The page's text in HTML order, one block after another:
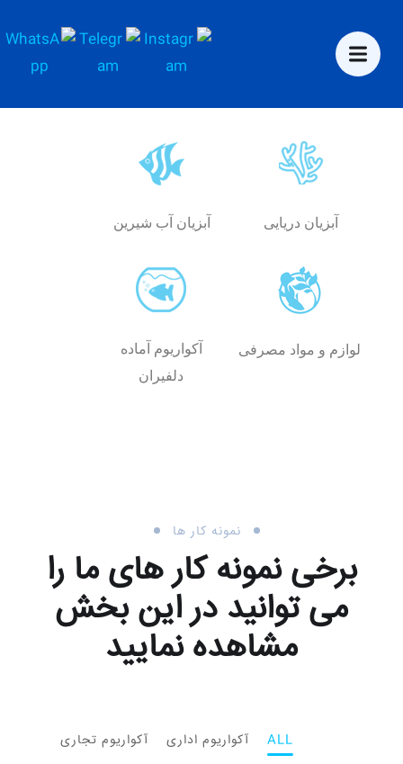
آبزیان دریایی آبزیان آب شیرین
لوازم و مواد مصرفی
آکواریوم آماده
دلفیران
نمونه کار ها
برخی نمونه کار های ما را
می توانید در این بخش
مشاهده نمایید
ALL آکواریوم اداری
آکواریوم تجاری